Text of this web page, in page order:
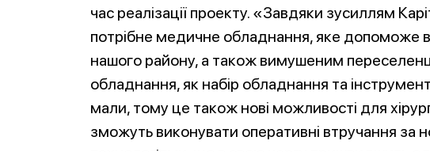
час реалізації проекту. «Завдяки зусиллям
потрібне медичне обладнання, яке допоможе
нашого району, а також вимушеним
обладнання, як набір обладнання та
мали, тому це також нові можливості для
зможуть виконувати оперативні втручання за